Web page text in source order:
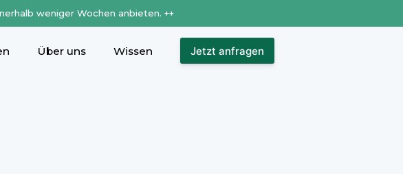
weniger Wochen anbieten. ++
Über uns Wissen Jetzt anfragen